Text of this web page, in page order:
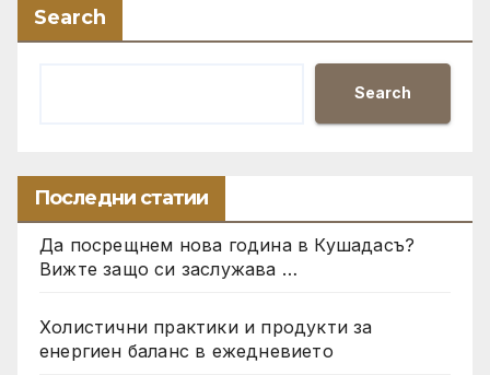
Search
Search
Последни статии
Да посрещнем нова година в Кушадасъ?
Вижте защо си заслужава …
Холистични практики и продукти за
енергиен баланс в ежедневието